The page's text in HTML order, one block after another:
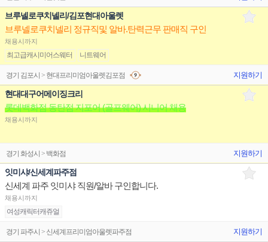
브루넬로쿠치넬리/김포현대아울렛
브루넬로쿠치넬리 정규직및 알바.탄력근무 판매직 구인
채용시까지
최고급캐시미어스웨터 니트웨어
경기 김포시 > 현대프리미엄아울렛김포점 지원하기
현대대구어메이징크리
롯데백화점 동탄점 지포어 (골프웨어) 시니어 채용
채용시까지
경기 화성시 > 백화점 지원하기
잇미샤/신세계파주점
신세계 파주 잇미샤 직원/알바 구인합니다.
채용시까지
여성캐릭터캐쥬얼
경기 파주시 > 신세계프리미엄아울렛파주점 지원하기